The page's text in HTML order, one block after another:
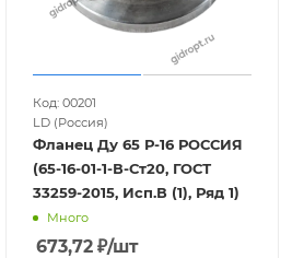
Код: 00201
LD (Россия)
Фланец Ду 65 Р-16 РОССИЯ
(65-16-01-1-В-Ст20, ГОСТ
33259-2015, Исп.В (1), Ряд 1)
Много
673,72 ₽/шт